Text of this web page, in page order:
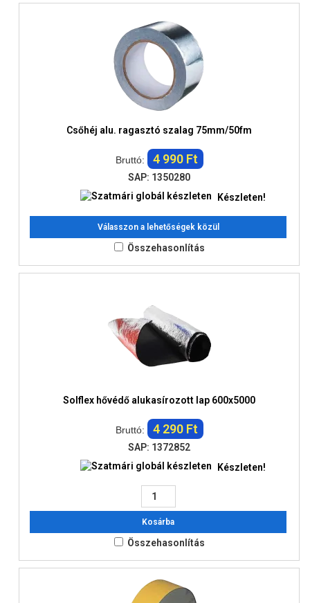
Csőhéj alu. ragasztó szalag 75mm/50fm
Bruttó: 4 990 Ft
SAP: 1350280
Készleten!
Válasszon a lehetőségek közül
Összehasonlítás
Solflex hővédő alukasírozott lap 600x5000
Bruttó: 4 290 Ft
SAP: 1372852
Készleten!
Kosárba
Összehasonlítás